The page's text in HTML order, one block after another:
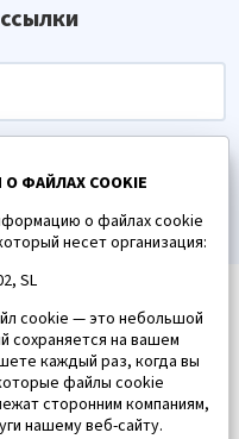
ФАЙЛАХ COOKIE
о файлах cookie
несет организация:
SL
cookie — это небольшой
сохраняется на вашем
каждый раз, когда вы
файлы cookie
сторонним компаниям,
нашему веб-сайту.